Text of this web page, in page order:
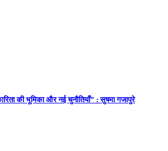
की भूमिका और नई चुनौतियाँ” : सुषमा गजापुरे